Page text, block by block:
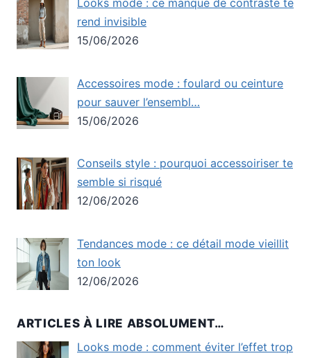
rend invisible
15/06/2026
Accessoires mode : foulard ou ceinture
pour sauver l’ensembl…
15/06/2026
Conseils style : pourquoi accessoiriser te
semble si risqué
12/06/2026
Tendances mode : ce détail mode vieillit
ton look
12/06/2026
ARTICLES À LIRE ABSOLUMENT…
Looks mode : comment éviter l’effet trop